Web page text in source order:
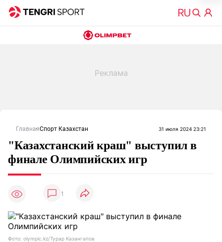
ГлавнаяСпорт Казахстан 31 июля 2024 23:21
"Казахстанский краш" выступил в
финале Олимпийских игр
1
Фото: olympic.kz/Турар Казангапов